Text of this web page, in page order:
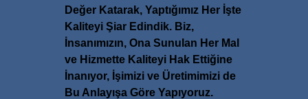
Değer Katarak, Yaptığımız Her İşte
Kaliteyi Şiar Edindik. Biz,
İnsanımızın, Ona Sunulan Her Mal
ve Hizmette Kaliteyi Hak Ettiğine
İnanıyor, İşimizi ve Üretimimizi de
Bu Anlayışa Göre Yapıyoruz.